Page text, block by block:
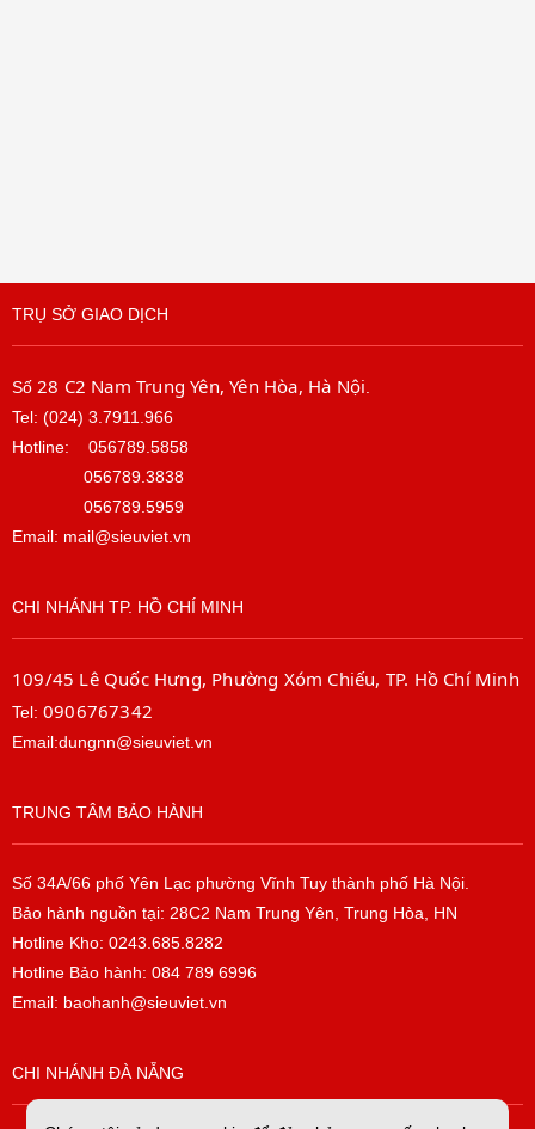
TRỤ SỞ GIAO DỊCH
Số 28 C2 Nam Trung Yên, Yên Hòa, Hà Nội
Tel: (024) 3.7911.966
Hotline: 056789.5858
056789.3838
056789.5959
Email: mail@sieuviet.vn
CHI NHÁNH TP. HỒ CHÍ MINH
109/45 Lê Quốc Hưng, Phường Xóm Chiếu, TP. Hồ Chí Minh
Tel: 0906767342
Email:dungnn@sieuviet.vn
TRUNG TÂM BẢO HÀNH
Số 34A/66 phố Yên Lạc phường Vĩnh Tuy thành phố Hà Nội.
Bảo hành nguồn tại: 28C2 Nam Trung Yên, Trung Hòa, HN
Hotline Kho: 0243.685.8282
Hotline Bảo hành: 084 789 6996
Email: baohanh@sieuviet.vn
CHI NHÁNH ĐÀ NẴNG